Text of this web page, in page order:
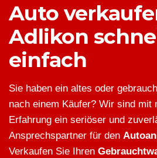
Auto
Adlikon
einfach
Sie haben ein altes oder
nach einem Käufer? Wir sind mit
Erfahrung ein seriöser und
Ansprechspartner für den
Verkaufen Sie Ihren